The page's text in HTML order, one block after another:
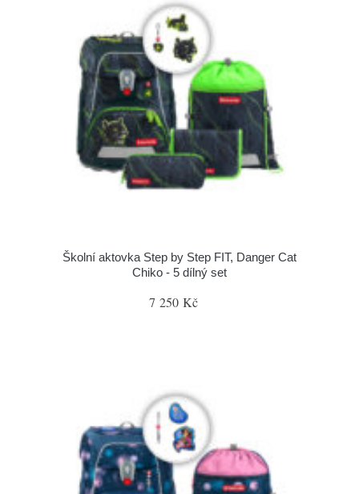
Školní aktovka Step by Step FIT, Danger Cat
Chiko - 5 dílný set
7 250 Kč